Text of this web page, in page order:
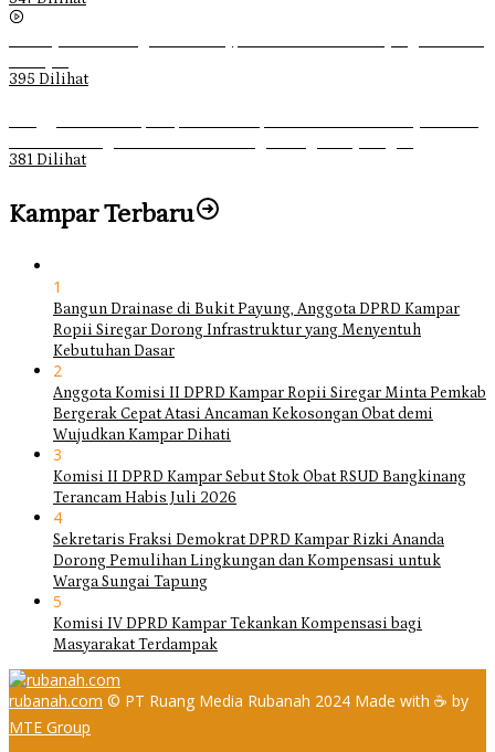
395 Dilihat
381 Dilihat
Kampar Terbaru
1
Bangun Drainase di Bukit Payung, Anggota DPRD Kampar
Ropii Siregar Dorong Infrastruktur yang Menyentuh
Kebutuhan Dasar
2
Anggota Komisi II DPRD Kampar Ropii Siregar Minta Pemkab
Bergerak Cepat Atasi Ancaman Kekosongan Obat demi
Wujudkan Kampar Dihati
3
Komisi II DPRD Kampar Sebut Stok Obat RSUD Bangkinang
Terancam Habis Juli 2026
4
Sekretaris Fraksi Demokrat DPRD Kampar Rizki Ananda
Dorong Pemulihan Lingkungan dan Kompensasi untuk
Warga Sungai Tapung
5
Komisi IV DPRD Kampar Tekankan Kompensasi bagi
Masyarakat Terdampak
rubanah.com © PT Ruang Media Rubanah 2024 Made with ☕ by
MTE Group